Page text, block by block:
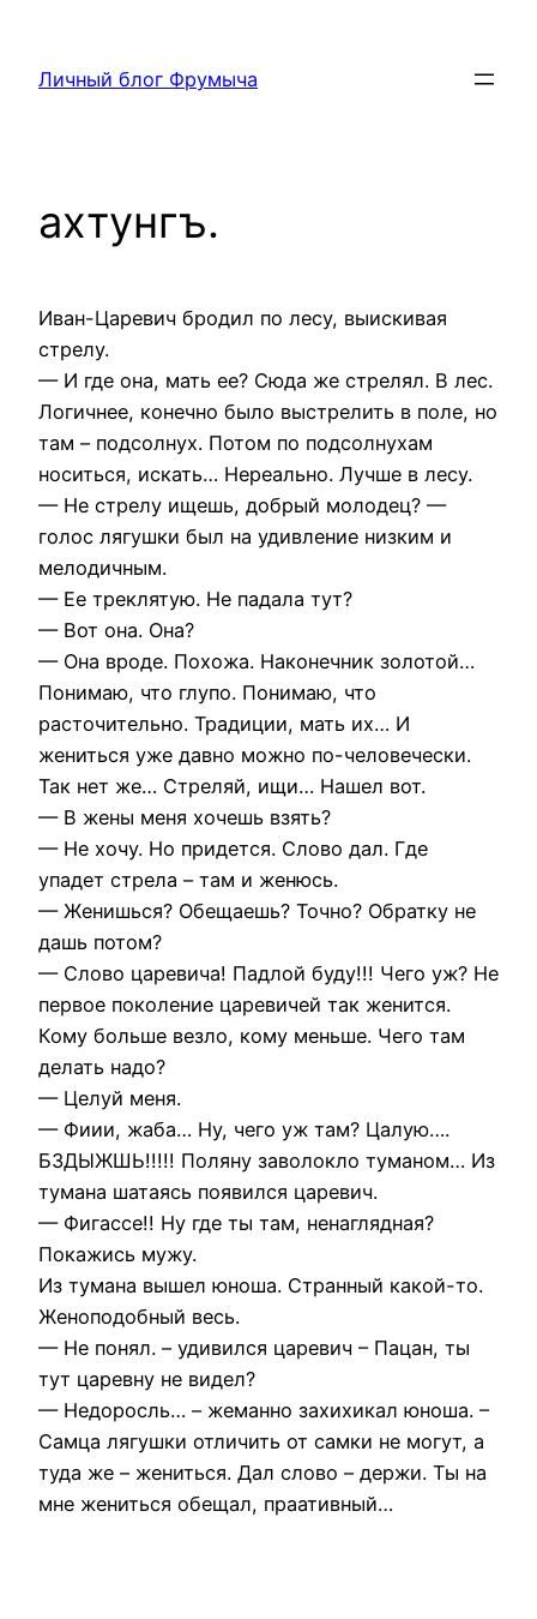
содержимому
Личный блог Фрумыча
ахтунгъ.
Иван-Царевич бродил по лесу, выискивая
стрелу.
— И где она, мать ее? Сюда же стрелял. В лес.
Логичнее, конечно было выстрелить в поле, но
там – подсолнух. Потом по подсолнухам
носиться, искать… Нереально. Лучше в лесу.
— Не стрелу ищешь, добрый молодец? —
голос лягушки был на удивление низким и
мелодичным.
— Ее треклятую. Не падала тут?
— Вот она. Она?
— Она вроде. Похожа. Наконечник золотой…
Понимаю, что глупо. Понимаю, что
расточительно. Традиции, мать их… И
жениться уже давно можно по-человечески.
Так нет же… Стреляй, ищи… Нашел вот.
— В жены меня хочешь взять?
— Не хочу. Но придется. Слово дал. Где
упадет стрела – там и женюсь.
— Женишься? Обещаешь? Точно? Обратку не
дашь потом?
— Слово царевича! Падлой буду!!! Чего уж? Не
первое поколение царевичей так женится.
Кому больше везло, кому меньше. Чего там
делать надо?
— Целуй меня.
— Фиии, жаба… Ну, чего уж там? Цалую….
БЗДЫЖШЬ!!!!! Поляну заволокло туманом… Из
тумана шатаясь появился царевич.
— Фигассе!! Ну где ты там, ненаглядная?
Покажись мужу.
Из тумана вышел юноша. Странный какой-то.
Женоподобный весь.
— Не понял. – удивился царевич – Пацан, ты
тут царевну не видел?
— Недоросль… – жеманно захихикал юноша. –
Самца лягушки отличить от самки не могут, а
туда же – жениться. Дал слово – держи. Ты на
мне жениться обещал, праативный…